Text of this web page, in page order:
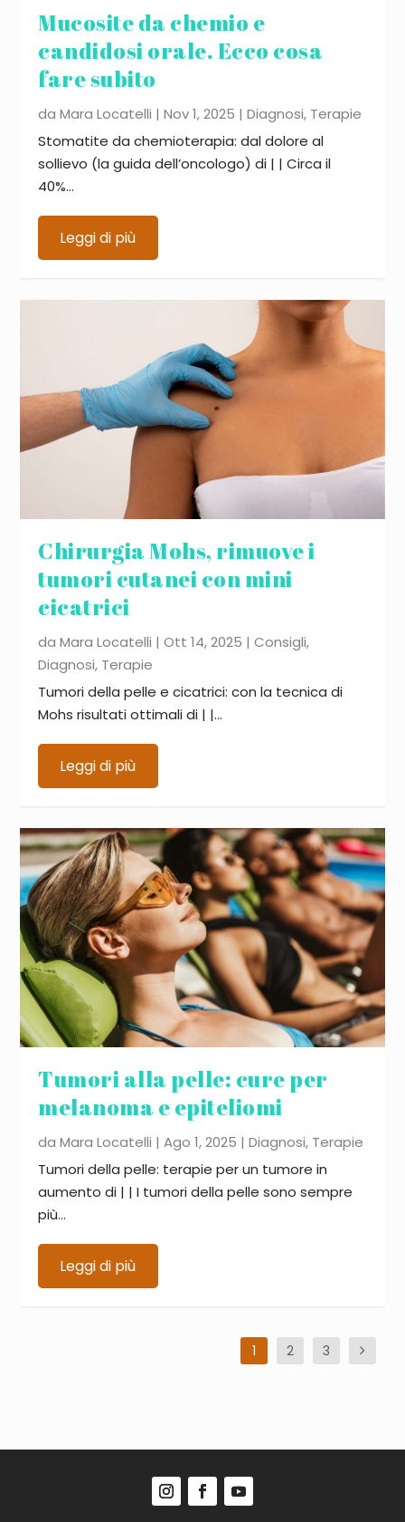
Mucosite da chemio e
candidosi orale. Ecco cosa
fare subito
daMara Locatelli |Nov 1, 2025 |Diagnosi, Terapie
Stomatite da chemioterapia: dal dolore al
sollievo (la guida dell’oncologo) di | | Circa il
40%...
Leggi di più
Chirurgia Mohs, rimuove i
tumori cutanei con mini
cicatrici
daMara Locatelli |Ott 14, 2025 |Consigli,
Diagnosi, Terapie
Tumori della pelle e cicatrici: con la tecnica di
Mohs risultati ottimali di | |...
Leggi di più
Tumori alla pelle: cure per
melanoma e epiteliomi
daMara Locatelli |Ago 1, 2025 |Diagnosi, Terapie
Tumori della pelle: terapie per un tumore in
aumento di | | I tumori della pelle sono sempre
più...
Leggi di più
1 2 3